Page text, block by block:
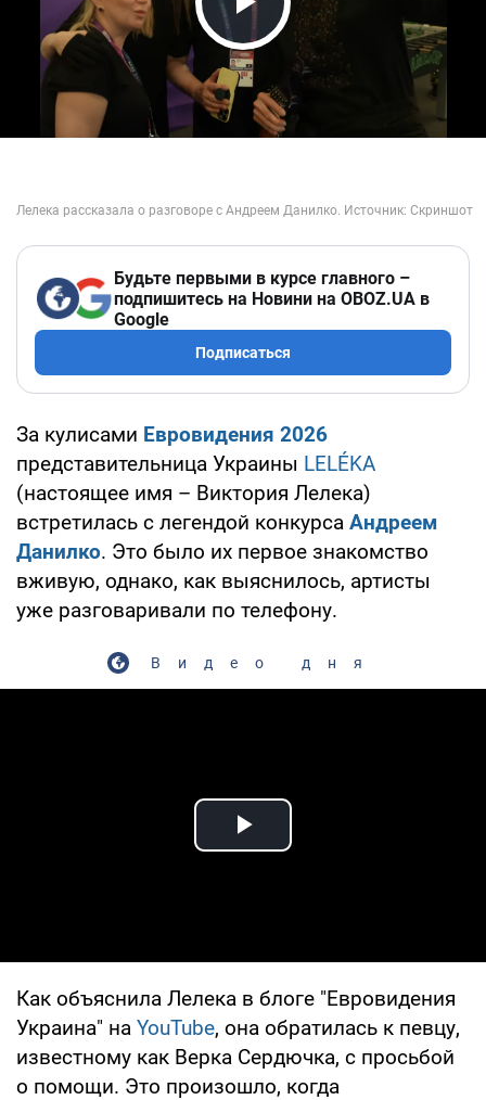
Play Video
Будьте первыми в курсе главного –
подпишитесь на Новини на OBOZ.UA в
Google
Подписаться
За кулисами Евровидения 2026
представительница Украины LELÉKA
(настоящее имя – Виктория Лелека)
встретилась с легендой конкурса Андреем
Данилко. Это было их первое знакомство
вживую, однако, как выяснилось, артисты
уже разговаривали по телефону.
Видео дня
Play Video
Как объяснила Лелека в блоге "Евровидения
Украина" на YouTube, она обратилась к певцу,
известному как Верка Сердючка, с просьбой
о помощи. Это произошло, когда